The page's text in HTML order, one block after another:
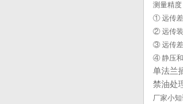
测量精
① 远传差
② 远传装
③ 远传差
④ 静压和
单法兰
禁油处
厂家小知